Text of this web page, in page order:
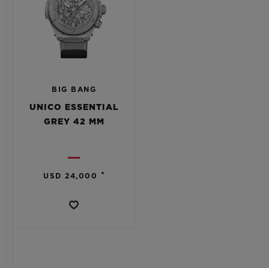
BIG BANG
UNICO ESSENTIAL
GREY 42 MM
USD 24,000 •